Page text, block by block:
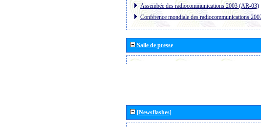
Assembée des radiocommunications 2003 (AR-03)
Conférence mondiale des radiocommunications
Salle de presse
[Newsflashes]